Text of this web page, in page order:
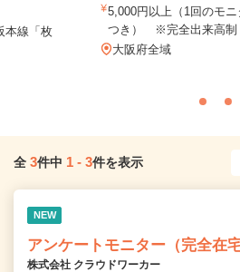
本線「枚
5,000円以上（1回のモニ
つき） ※完全出来高制
大阪府全域
全 3件中 1 - 3件を表示
NEW
アンケートモニター（完全在宅
株式会社 クラウドワーカー